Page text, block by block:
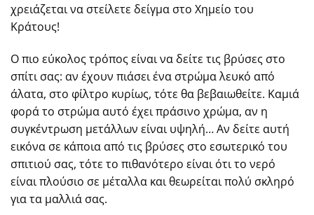
χρειάζεται να στείλετε δείγμα στο Χημείο του
Κράτους!
Ο πιο εύκολος τρόπος είναι να δείτε τις βρύσες στο
σπίτι σας: αν έχουν πιάσει ένα στρώμα λευκό από
άλατα, στο φίλτρο κυρίως, τότε θα βεβαιωθείτε. Καμιά
φορά το στρώμα αυτό έχει πράσινο χρώμα, αν η
συγκέντρωση μετάλλων είναι υψηλή… Αν δείτε αυτή
εικόνα σε κάποια από τις βρύσες στο εσωτερικό του
σπιτιού σας, τότε το πιθανότερο είναι ότι το νερό
είναι πλούσιο σε μέταλλα και θεωρείται πολύ σκληρό
για τα μαλλιά σας.